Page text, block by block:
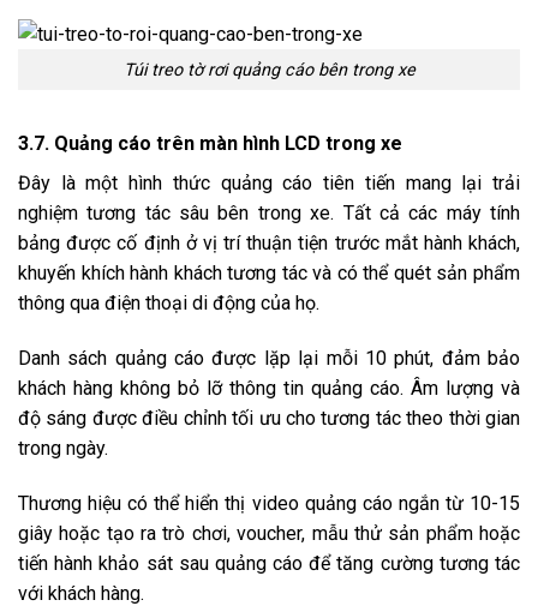
Túi treo tờ rơi quảng cáo bên trong xe
3.7. Quảng cáo trên màn hình LCD trong xe
Đây là một hình thức quảng cáo tiên tiến mang lại trải
nghiệm tương tác sâu bên trong xe. Tất cả các máy tính
bảng được cố định ở vị trí thuận tiện trước mắt hành khách,
khuyến khích hành khách tương tác và có thể quét sản phẩm
thông qua điện thoại di động của họ.
Danh sách quảng cáo được lặp lại mỗi 10 phút, đảm bảo
khách hàng không bỏ lỡ thông tin quảng cáo. Âm lượng và
độ sáng được điều chỉnh tối ưu cho tương tác theo thời gian
trong ngày.
Thương hiệu có thể hiển thị video quảng cáo ngắn từ 10-15
giây hoặc tạo ra trò chơi, voucher, mẫu thử sản phẩm hoặc
tiến hành khảo sát sau quảng cáo để tăng cường tương tác
với khách hàng.